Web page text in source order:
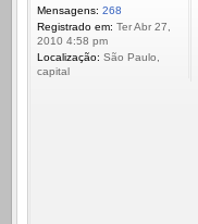
Mensagens: 268
Registrado em: Ter Abr 27,
2010 4:58 pm
Localização: São Paulo,
capital